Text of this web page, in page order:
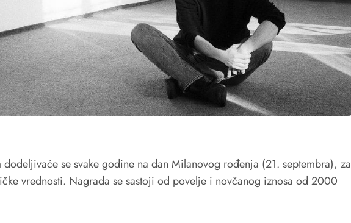
dodeljivaće se svake godine na dan Milanovog rođenja (21. septembra), za
vrednosti. Nagrada se sastoji od povelje i novčanog iznosa od 2000